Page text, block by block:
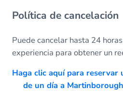
Política de cancelación
Puede cancelar hasta 24
experiencia para obtener un
Haga clic aquí para reservar
de un día a